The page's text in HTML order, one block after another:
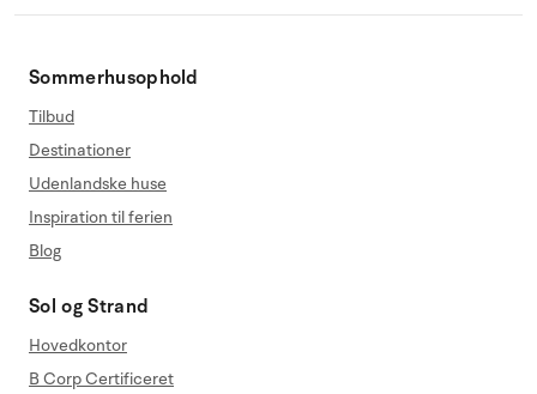
Sommerhusophold
Tilbud
Destinationer
Udenlandske huse
Inspiration til ferien
Blog
Sol og Strand
Hovedkontor
B Corp Certificeret